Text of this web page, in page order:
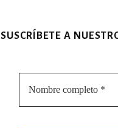
SUSCRÍBETE A